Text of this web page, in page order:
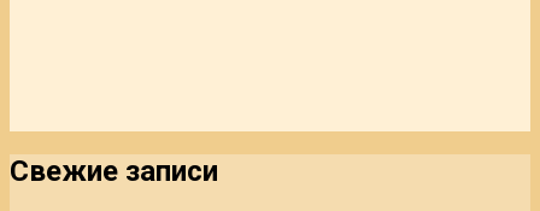
Свежие записи